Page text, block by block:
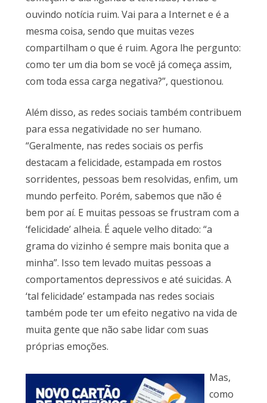
ouvindo notícia ruim. Vai para a Internet e é a
mesma coisa, sendo que muitas vezes
compartilham o que é ruim. Agora lhe pergunto:
como ter um dia bom se você já começa assim,
com toda essa carga negativa?”, questionou.
Além disso, as redes sociais também contribuem
para essa negatividade no ser humano.
“Geralmente, nas redes sociais os perfis
destacam a felicidade, estampada em rostos
sorridentes, pessoas bem resolvidas, enfim, um
mundo perfeito. Porém, sabemos que não é
bem por aí. E muitas pessoas se frustram com a
‘felicidade’ alheia. É aquele velho ditado: “a
grama do vizinho é sempre mais bonita que a
minha”. Isso tem levado muitas pessoas a
comportamentos depressivos e até suicidas. A
‘tal felicidade’ estampada nas redes sociais
também pode ter um efeito negativo na vida de
muita gente que não sabe lidar com suas
próprias emoções.
Mas,
como